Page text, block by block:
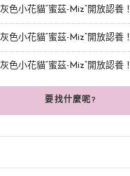
灰色小花貓“蜜茲-Miz”開放認養！
灰色小花貓“蜜茲-Miz”開放認養！
灰色小花貓“蜜茲-Miz”開放認養！
要找什麼呢?